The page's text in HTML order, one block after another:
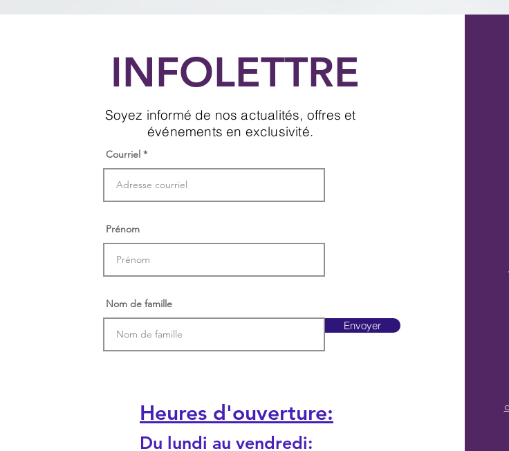
INFOLETTRE
Soyez informé de nos actualités, offres et
événements en exclusivité.
Courriel
Prénom
Envoyer
Nom de famille
Heures d'ouverture:
Du lundi au vendredi: